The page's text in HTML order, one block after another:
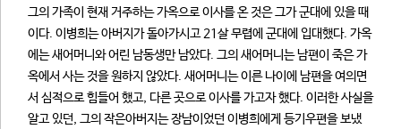
그의 가족이 현재 거주하는 가옥으로 이사를 온 것은 그가 군대에 있을 때
이다. 이병희는 아버지가 돌아가시고 21살 무렵에 군대에 입대했다. 가옥
에는 새어머니와 어린 남동생만 남았다. 그의 새어머니는 남편이 죽은 가
옥에서 사는 것을 원하지 않았다. 새어머니는 이른 나이에 남편을 여의면
서 심적으로 힘들어 했고, 다른 곳으로 이사를 가고자 했다. 이러한 사실을
알고 있던, 그의 작은아버지는 장남이었던 이병희에게 등기우편을 보냈